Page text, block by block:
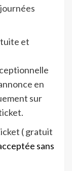
et
en
sur
( gratuit
sans